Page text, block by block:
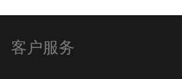
客户服务